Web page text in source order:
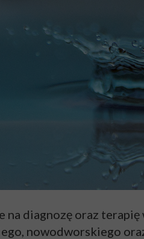
na diagnozę oraz
nowodworskiego